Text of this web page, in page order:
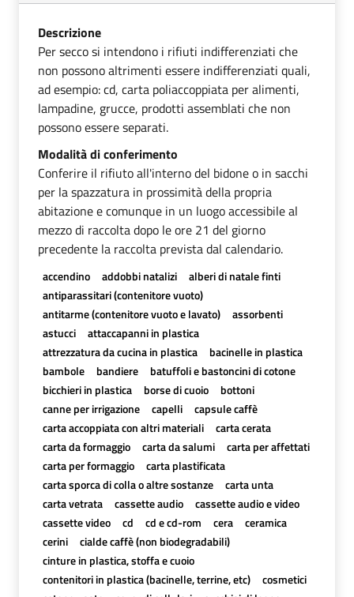
Descrizione
Per secco si intendono i rifiuti indifferenziati che
non possono altrimenti essere indifferenziati quali,
ad esempio: cd, carta poliaccoppiata per alimenti,
lampadine, grucce, prodotti assemblati che non
possono essere separati.
Modalità di conferimento
Conferire il rifiuto all'interno del bidone o in sacchi
per la spazzatura in prossimità della propria
abitazione e comunque in un luogo accessibile al
mezzo di raccolta dopo le ore 21 del giorno
precedente la raccolta prevista dal calendario.
accendino addobbi natalizi
alberi di natale finti
antiparassitari (contenitore vuoto)
antitarme (contenitore vuoto e lavato)
assorbenti
astucci
attaccapanni in plastica
attrezzatura da cucina in plastica
bacinelle in plastica
bambole
bandiere
batuffoli e bastoncini di cotone
bicchieri in plastica
borse di cuoio
bottoni
canne per irrigazione
capelli
capsule caffè
carta accoppiata con altri materiali
carta cerata
carta da formaggio
carta da salumi
carta per affettati
carta per formaggio
carta plastificata
carta sporca di colla o altre sostanze
carta unta
carta vetrata
cassette audio
cassette audio e video
cassette video
cd cd e cd-rom cera
ceramica
cerini
cialde caffè (non biodegradabili)
cinture in plastica, stoffa e cuoio
contenitori in plastica (bacinelle, terrine, etc)
cosmetici